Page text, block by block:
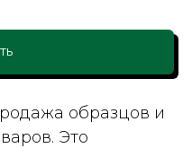
образцов и
Это